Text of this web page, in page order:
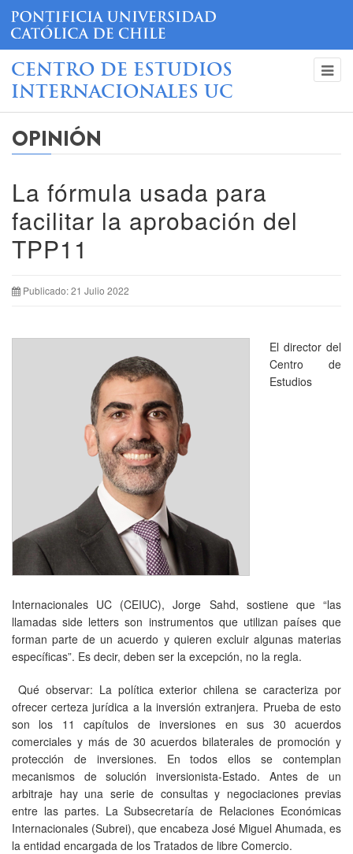
CENTRO DE ESTUDIOS
INTERNACIONALES UC
OPINIÓN
La fórmula usada para
facilitar la aprobación del
TPP11
Publicado: 21 Julio 2022
El director del
Centro de
Estudios
Internacionales UC (CEIUC), Jorge Sahd, sostiene que “las
llamadas side letters son instrumentos que utilizan países que
forman parte de un acuerdo y quieren excluir algunas materias
específicas”. Es decir, deben ser la excepción, no la regla.
Qué observar: La política exterior chilena se caracteriza por
ofrecer certeza jurídica a la inversión extranjera. Prueba de esto
son los 11 capítulos de inversiones en sus 30 acuerdos
comerciales y más de 30 acuerdos bilaterales de promoción y
protección de inversiones. En todos ellos se contemplan
mecanismos de solución inversionista-Estado. Antes de un
arbitraje hay una serie de consultas y negociaciones previas
entre las partes. La Subsecretaría de Relaciones Económicas
Internacionales (Subrei), que encabeza José Miguel Ahumada, es
la entidad encargada de los Tratados de libre Comercio.